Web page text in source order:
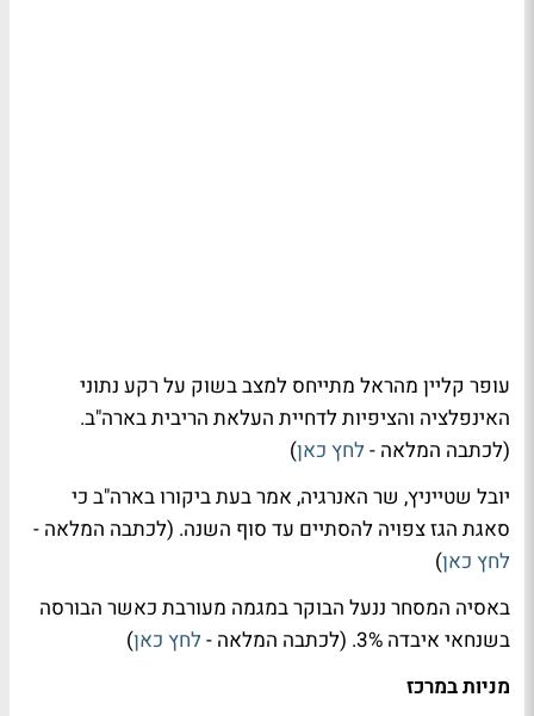
עופר קליין מהראל מתייחס למצב בשוק על רקע נתוני
האינפלציה והציפיות לדחיית העלאת הריבית בארה"ב.
(לכתבה המלאה - לחץ כאן)
יובל שטייניץ, שר האנרגיה, אמר בעת ביקורו בארה"ב כי
סאגת הגז צפויה להסתיים עד סוף השנה. (לכתבה המלאה -
לחץ כאן)
באסיה המסחר ננעל הבוקר במגמה מעורבת כאשר הבורסה
בשנחאי איבדה 3%. (לכתבה המלאה -
לחץ כאן)
מניות במרכז